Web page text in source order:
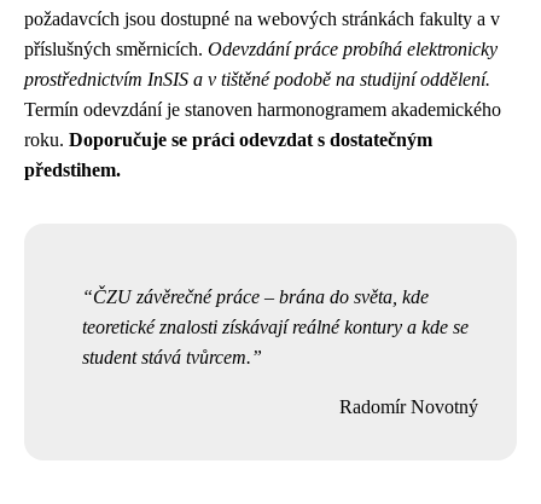
požadavcích jsou dostupné na webových stránkách fakulty a v
příslušných směrnicích. Odevzdání práce probíhá elektronicky
prostřednictvím InSIS a v tištěné podobě na studijní oddělení.
Termín odevzdání je stanoven harmonogramem akademického
roku. Doporučuje se práci odevzdat s dostatečným
předstihem.
ČZU závěrečné práce – brána do světa, kde
teoretické znalosti získávají reálné kontury a kde se
student stává tvůrcem.
Radomír Novotný